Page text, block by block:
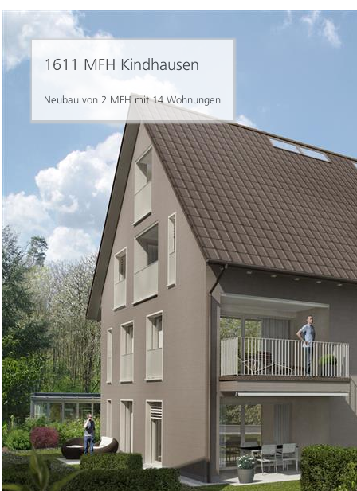
1611 MFH Kindhausen
Neubau von 2 MFH mit 14 Wohnungen